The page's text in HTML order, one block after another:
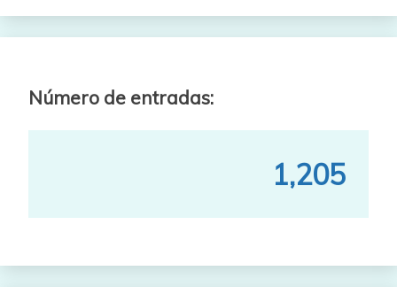
Número de entradas:
1,205